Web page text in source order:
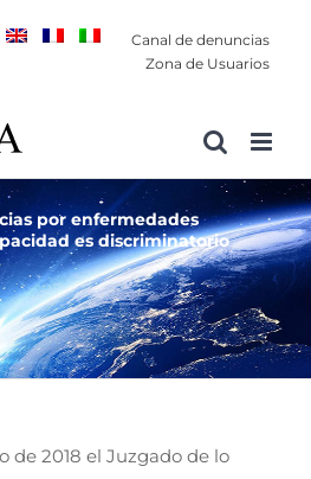
Canal de denuncias
Zona de Usuarios
por enfermedades
es discriminatorio
de 2018 el Juzgado de lo